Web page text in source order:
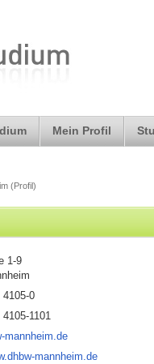
Mein Profil
(Profil)
1-9
4105-0
1101
mannheim.de
mannheim.de